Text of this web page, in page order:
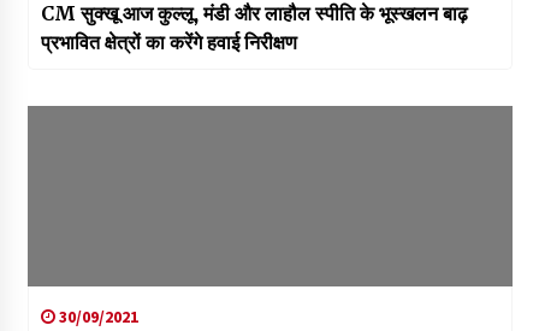
CM सुक्खू आज कुल्लू, मंडी और लाहौल स्पीति के भूस्खलन बाढ़
प्रभावित क्षेत्रों का करेंगे हवाई निरीक्षण
30/09/2021